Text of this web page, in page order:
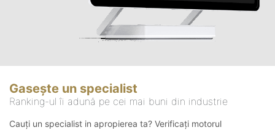
Gasește un specialist
Ranking-ul îi adună pe cei mai buni din industrie
Cauți un specialist in apropierea ta? Verificați motorul